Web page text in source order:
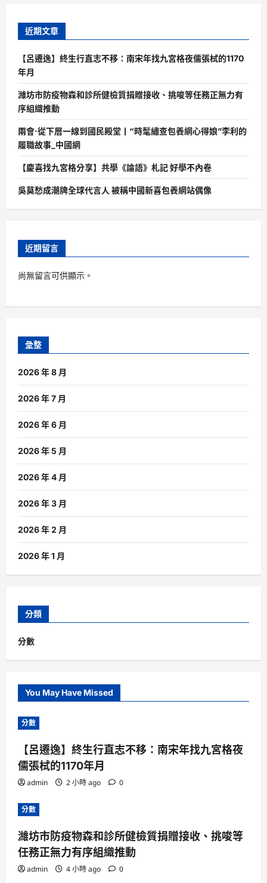
近期文章
【呂遷逸】終生行直志不移：南宋年找九宮格夜儒張栻的1170
年月
濰坊市防疫物森和診所健檢質捐贈接收、挑唆等任務正無力有
序組織推動
兩會·從下層一線到國民殿堂丨“時髦繡查包養網心得娘”李利的
履職故事_中國網
【慶喜找九宮格分享】共學《論語》札記 好學不內卷
吳莫愁成潮牌全球代言人 被稱中國新喜包養網站偶像
近期留言
尚無留言可供顯示。
彙整
2026 年 8 月
2026 年 7 月
2026 年 6 月
2026 年 5 月
2026 年 4 月
2026 年 3 月
2026 年 2 月
2026 年 1 月
分類
分數
You May Have Missed
分數
【呂遷逸】終生行直志不移：南宋年找九宮格夜
儒張栻的1170年月
admin 2 小時 ago 0
分數
濰坊市防疫物森和診所健檢質捐贈接收、挑唆等
任務正無力有序組織推動
admin 4 小時 ago 0